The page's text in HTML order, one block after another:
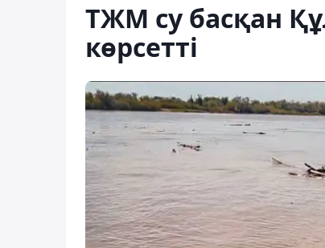
ТЖМ су басқан
көрсетті